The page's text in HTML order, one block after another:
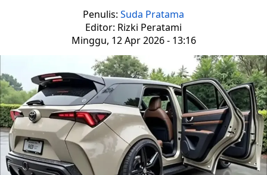
Penulis: Suda Pratama
Editor: Rizki Peratami
Minggu, 12 Apr 2026 - 13:16